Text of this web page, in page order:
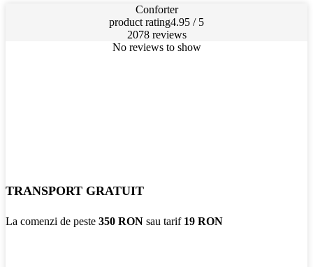
Conforter
product rating4.95 / 5
2078 reviews
No reviews to show
TRANSPORT GRATUIT
La comenzi de peste 350 RON sau tarif 19 RON